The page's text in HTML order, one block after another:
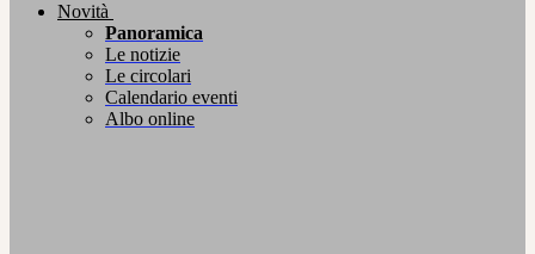
Novità
Panoramica
Le notizie
Le circolari
Calendario eventi
Albo online